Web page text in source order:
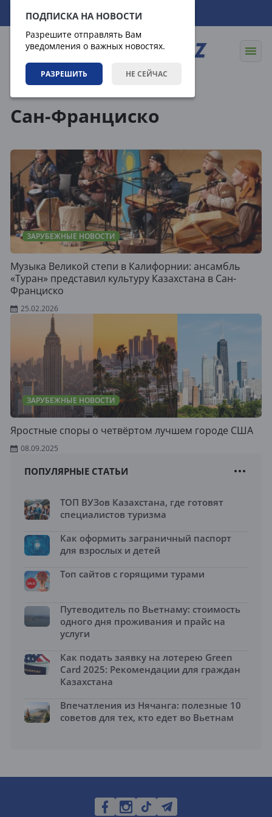
ПОДПИСКА НА НОВОСТИ
Разрешите отправлять Вам
уведомления о важных новостях.
РАЗРЕШИТЬ НЕ СЕЙЧАС
07.08.2026 08:19:58
Сан-Франциско
ЗАРУБЕЖНЫЕ НОВОСТИ
Музыка Великой степи в Калифорнии: ансамбль
«Туран» представил культуру Казахстана в Сан-
Франциско
25.02.2026
ЗАРУБЕЖНЫЕ НОВОСТИ
Яростные споры о четвёртом лучшем городе США
08.09.2025
ПОПУЛЯРНЫЕ СТАТЬИ
ТОП ВУЗов Казахстана, где готовят
специалистов туризма
Как оформить заграничный паспорт
для взрослых и детей
Топ сайтов с горящими турами
Путеводитель по Вьетнаму: стоимость
одного дня проживания и прайс на
услуги
Как подать заявку на лотерею Green
Card 2025: Рекомендации для граждан
Казахстана
Впечатления из Нячанга: полезные 10
советов для тех, кто едет во Вьетнам